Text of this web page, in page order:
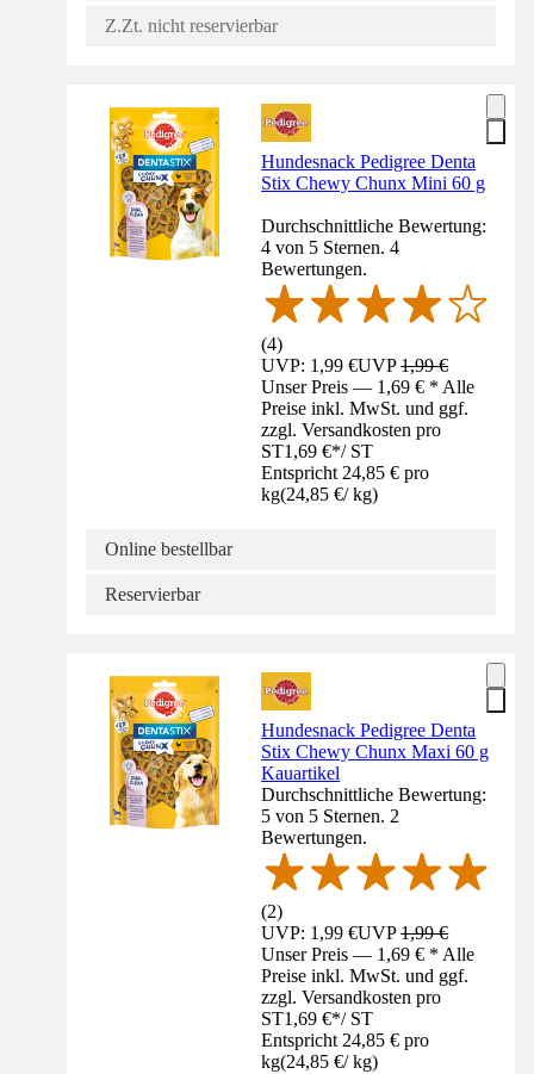
Z.Zt. nicht reservierbar
Hundesnack Pedigree Denta
Stix Chewy Chunx Mini 60 g
Durchschnittliche Bewertung:
4 von 5 Sternen. 4
Bewertungen.
(4)
UVP: 1,99 €UVP1,99 €
Unser Preis — 1,69 € * Alle
Preise inkl. MwSt. und ggf.
zzgl. Versandkosten pro
ST1,69 €*/ ST
Entspricht 24,85 € pro
kg(24,85 €/ kg)
Online bestellbar
Reservierbar
Hundesnack Pedigree Denta
Stix Chewy Chunx Maxi 60 g
Kauartikel
Durchschnittliche Bewertung:
5 von 5 Sternen. 2
Bewertungen.
(2)
UVP: 1,99 €UVP1,99 €
Unser Preis — 1,69 € * Alle
Preise inkl. MwSt. und ggf.
zzgl. Versandkosten pro
ST1,69 €*/ ST
Entspricht 24,85 € pro
kg(24,85 €/ kg)